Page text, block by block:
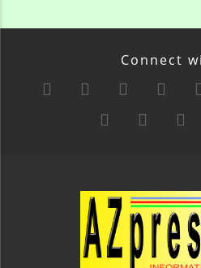
Connect